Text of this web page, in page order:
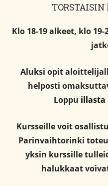
TORSTAISIN
Klo 18-19 alkeet, klo
Aluksi opit
helposti
Loppu illasta
Kursseille voit
Parinvaihtorinki
yksin kurssille
halukkaat